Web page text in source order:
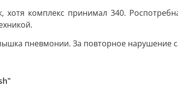
комплекс принимал 340.
пневмонии. За повторное нарушение